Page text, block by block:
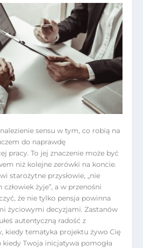
sensu w tym, co robią na
do naprawdę
pracy. To jej znaczenie może być
niż kolejne zerówki na koncie.
starożytne przysłowie, „nie
żyje”, a w przenośni
że nie tylko pensja powinna
życiowymi decyzjami. Zastanów
autentyczną radość z
kiedy tematyka projektu żywo Cię
kiedy Twoja inicjatywa pomogła